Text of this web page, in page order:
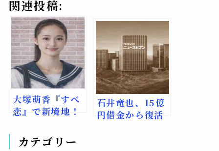
関連投稿:
大塚萌香『すべ
恋』で新境地！
の素顔と役作り
石井竜也、15億
円借金から復活
カテゴリー